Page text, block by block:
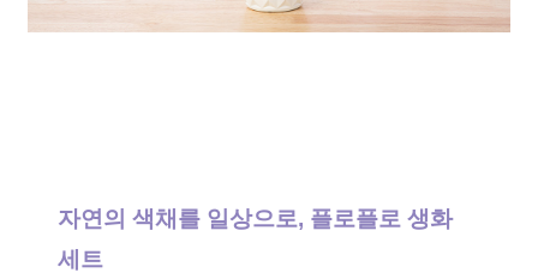
자연의 색채를 일상으로, 플로플로 생화
세트